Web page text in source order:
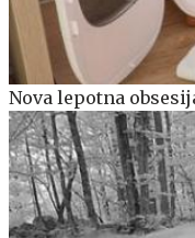
Nova lepotna